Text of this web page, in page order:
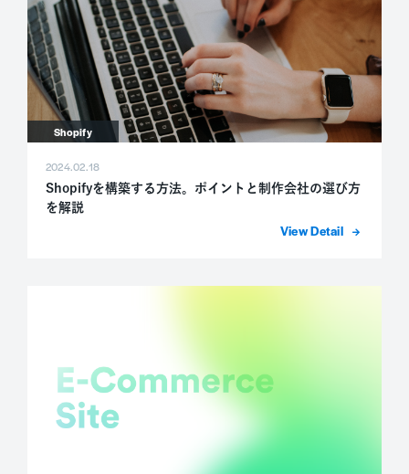
Shopify
2024.02.18
Shopifyを構築する方法。ポイントと制作会社の選び方
を解説
詳細を表示